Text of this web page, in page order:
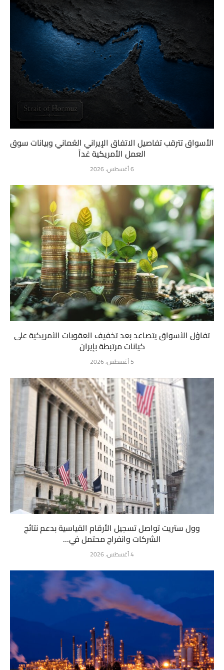
الأسواق تترقب تفاصيل الاتفاق الإيراني العُماني وبيانات سوق
العمل الأمريكية غداً
6 أغسطس، 2026
تفاؤل الأسواق يتصاعد بعد تخفيف العقوبات الأمريكية على
كيانات مرتبطة بإيران
5 أغسطس، 2026
وول ستريت تواصل تسجيل الأرقام القياسية بدعم نتائج
الشركات وانفراج محتمل في...
4 أغسطس، 2026